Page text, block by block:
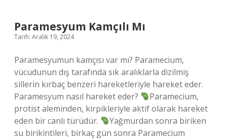
Paramesyum Kamçılı Mı
Tarih: Aralık 19, 2024
Paramesyumun kamçısı var mı? Paramecium,
vücudunun dış tarafında sık aralıklarla dizilmiş
sillerin kırbaç benzeri hareketleriyle hareket eder.
Paramesyum nasıl hareket eder?
Paramecium,
protist aleminden, kirpikleriyle aktif olarak hareket
eden bir canlı türüdür.
Yağmurdan sonra biriken
su birikintileri, birkaç gün sonra Paramecium